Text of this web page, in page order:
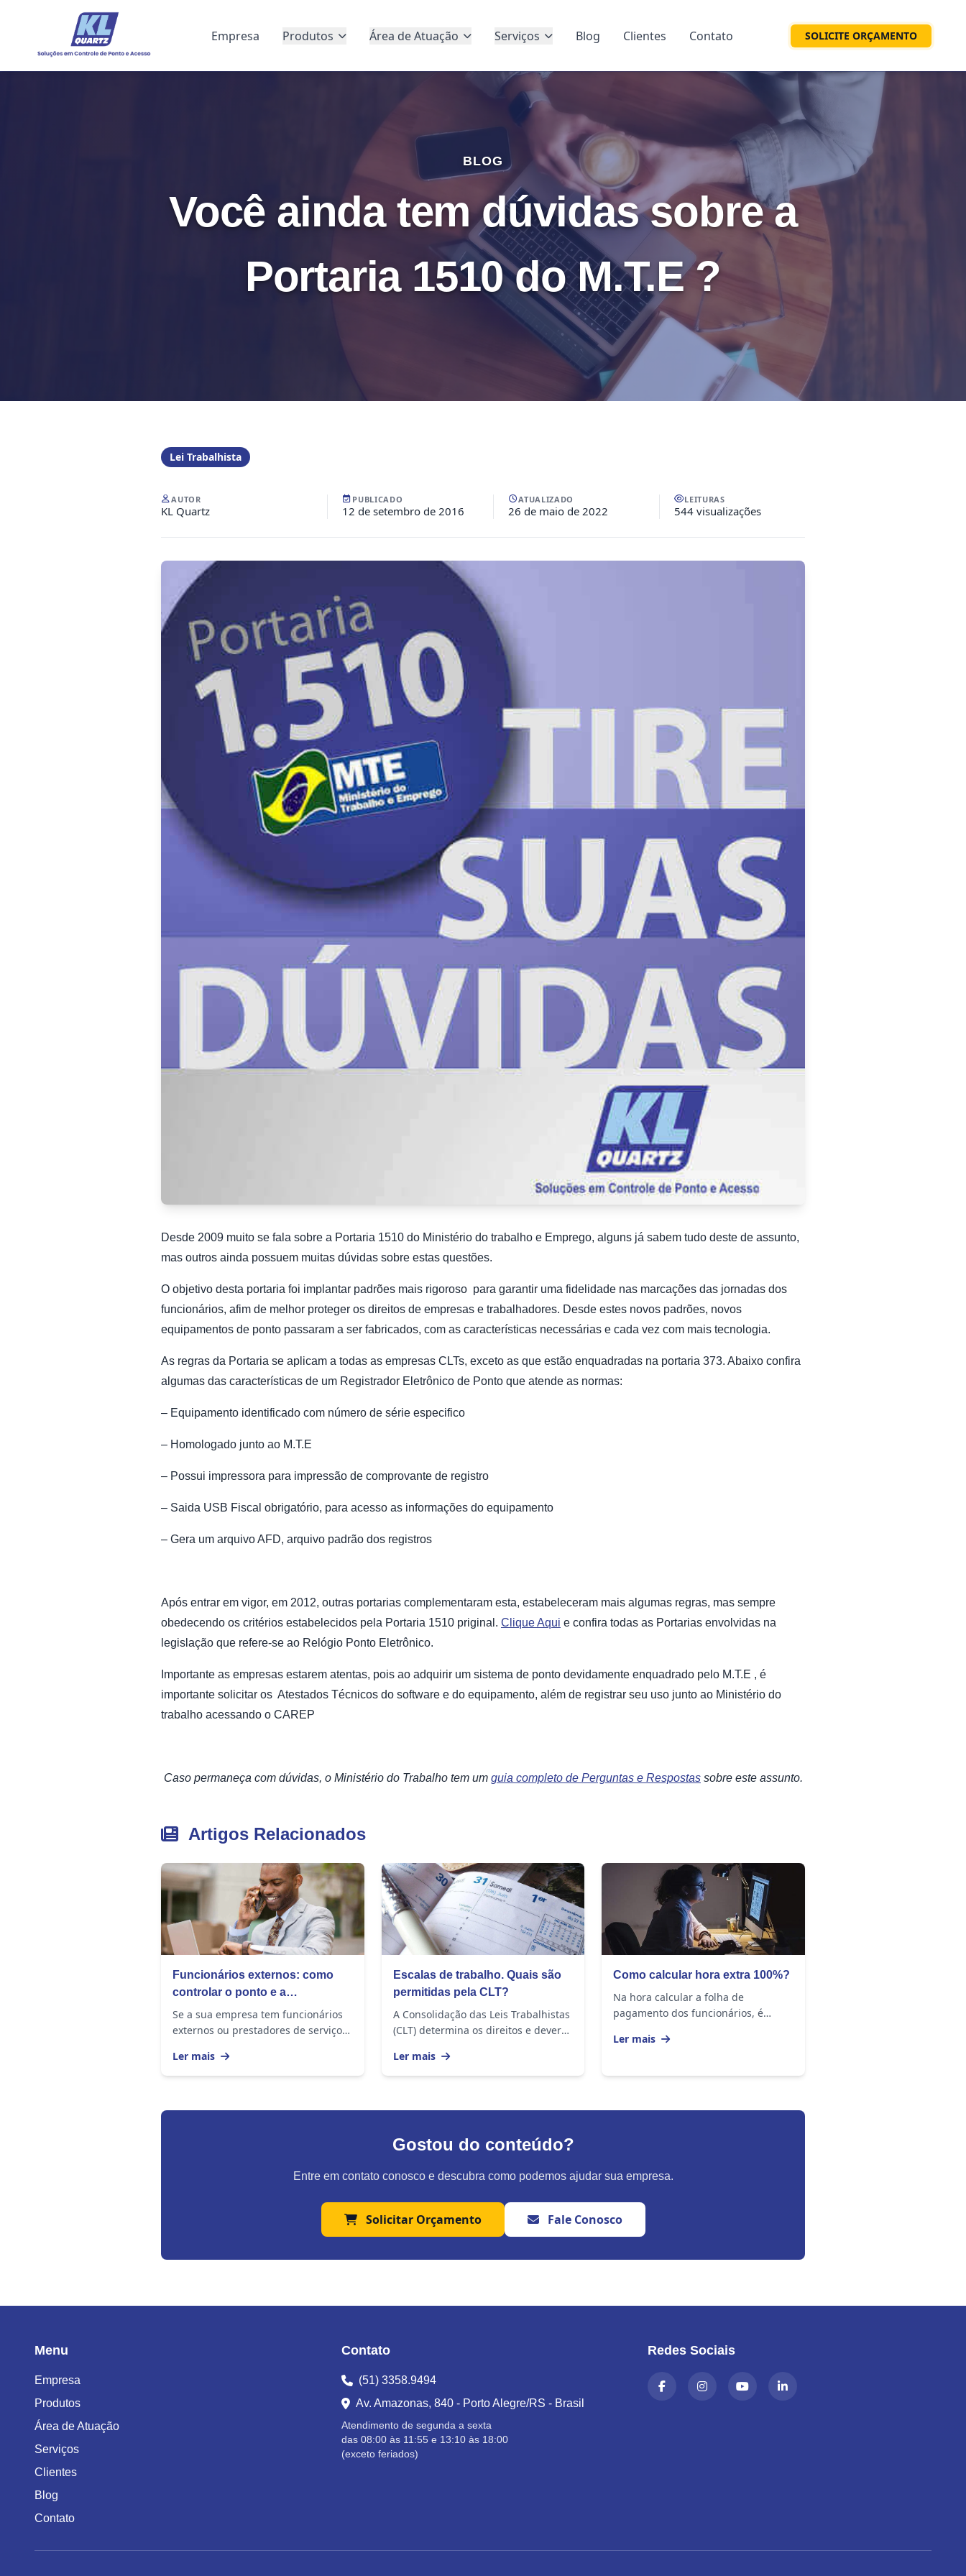
Empresa Produtos Área de Atuação Serviços Blog Clientes Contato SOLICITE ORÇAMENTO
BLOG
Você ainda tem dúvidas sobre a
Portaria 1510 do M.T.E ?
Lei Trabalhista
AUTOR
KL Quartz
PUBLICADO
12 de setembro de 2016
ATUALIZADO
26 de maio de 2022
LEITURAS
544 visualizações
Desde 2009 muito se fala sobre a Portaria 1510 do Ministério do trabalho e Emprego, alguns já sabem tudo deste de assunto,
mas outros ainda possuem muitas dúvidas sobre estas questões.
O objetivo desta portaria foi implantar padrões mais rigoroso para garantir uma fidelidade nas marcações das jornadas dos
funcionários, afim de melhor proteger os direitos de empresas e trabalhadores. Desde estes novos padrões, novos
equipamentos de ponto passaram a ser fabricados, com as características necessárias e cada vez com mais tecnologia.
As regras da Portaria se aplicam a todas as empresas CLTs, exceto as que estão enquadradas na portaria 373. Abaixo confira
algumas das características de um Registrador Eletrônico de Ponto que atende as normas:
– Equipamento identificado com número de série especifico
– Homologado junto ao M.T.E
– Possui impressora para impressão de comprovante de registro
– Saida USB Fiscal obrigatório, para acesso as informações do equipamento
– Gera um arquivo AFD, arquivo padrão dos registros
Após entrar em vigor, em 2012, outras portarias complementaram esta, estabeleceram mais algumas regras, mas sempre
obedecendo os critérios estabelecidos pela Portaria 1510 priginal. Clique Aqui e confira todas as Portarias envolvidas na
legislação que refere-se ao Relógio Ponto Eletrônico.
Importante as empresas estarem atentas, pois ao adquirir um sistema de ponto devidamente enquadrado pelo M.T.E , é
importante solicitar os Atestados Técnicos do software e do equipamento, além de registrar seu uso junto ao Ministério do
trabalho acessando o CAREP
Caso permaneça com dúvidas, o Ministério do Trabalho tem um guia completo de Perguntas e Respostas sobre este assunto.
Artigos Relacionados
Funcionários externos: como
controlar o ponto e a
produtividade?
Se a sua empresa tem funcionários
externos ou prestadores de serviço
perguntou se eles realmente estão
cumprindo a...
Ler mais
Escalas de trabalho. Quais são
permitidas pela CLT?
A Consolidação das Leis Trabalhistas
(CLT) determina os direitos e deveres
Dentre os pontos especificados,
estão as...
Ler mais
Como calcular hora extra 100%?
Na hora calcular a folha de
pagamento dos funcionários, é
trabalhadas e, caso o trabalhador
Ler mais
Gostou do conteúdo?
Entre em contato conosco e descubra como podemos ajudar sua empresa.
Solicitar Orçamento Fale Conosco
Menu
Empresa
Produtos
Área de Atuação
Serviços
Clientes
Blog
Contato
Contato
(51) 3358.9494
Av. Amazonas, 840 - Porto Alegre/RS - Brasil
Atendimento de segunda a sexta
das 08:00 às 11:55 e 13:10 às 18:00
(exceto feriados)
Redes Sociais